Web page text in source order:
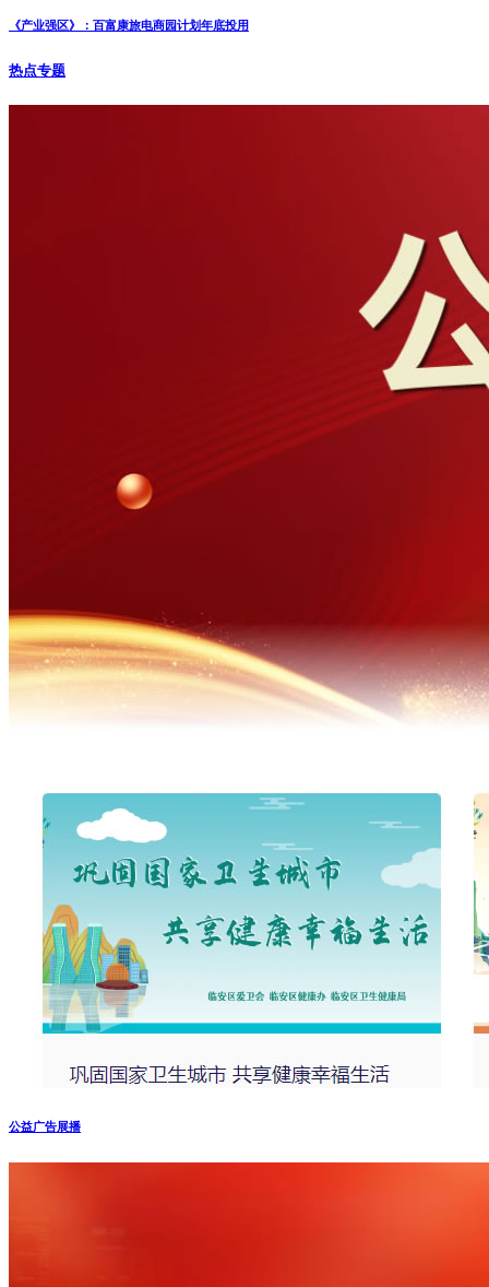
《产业强区》：百富康旅电商园计划年底投用
热点专题
公益广告展播